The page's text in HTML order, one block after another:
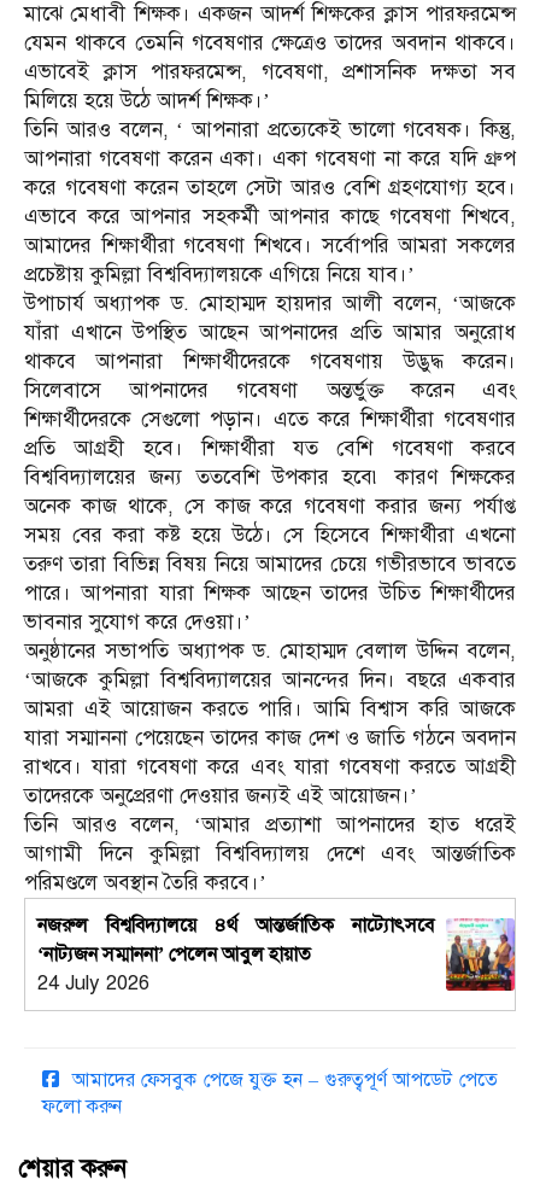
মাঝে মেধাবী শিক্ষক। একজন আদর্শ শিক্ষকের ক্লাস পারফরমেন্স
যেমন থাকবে তেমনি গবেষণার ক্ষেত্রেও তাদের অবদান থাকবে।
এভাবেই ক্লাস পারফরমেন্স, গবেষণা, প্রশাসনিক দক্ষতা সব
মিলিয়ে হয়ে উঠে আদর্শ শিক্ষক।’
তিনি আরও বলেন, ‘ আপনারা প্রত্যেকেই ভালো গবেষক। কিন্তু,
আপনারা গবেষণা করেন একা। একা গবেষণা না করে যদি গ্রুপ
করে গবেষণা করেন তাহলে সেটা আরও বেশি গ্রহণযোগ্য হবে।
এভাবে করে আপনার সহকর্মী আপনার কাছে গবেষণা শিখবে,
আমাদের শিক্ষার্থীরা গবেষণা শিখবে। সর্বোপরি আমরা সকলের
প্রচেষ্টায় কুমিল্লা বিশ্ববিদ্যালয়কে এগিয়ে নিয়ে যাব।’
উপাচার্য অধ্যাপক ড. মোহাম্মদ হায়দার আলী বলেন, ‘আজকে
যাঁরা এখানে উপস্থিত আছেন আপনাদের প্রতি আমার অনুরোধ
থাকবে আপনারা শিক্ষার্থীদেরকে গবেষণায় উদ্ভুদ্ধ করেন।
সিলেবাসে আপনাদের গবেষণা অন্তর্ভুক্ত করেন এবং
শিক্ষার্থীদেরকে সেগুলো পড়ান। এতে করে শিক্ষার্থীরা গবেষণার
প্রতি আগ্রহী হবে। শিক্ষার্থীরা যত বেশি গবেষণা করবে
বিশ্ববিদ্যালয়ের জন্য ততবেশি উপকার হবে৷ কারণ শিক্ষকের
অনেক কাজ থাকে, সে কাজ করে গবেষণা করার জন্য পর্যাপ্ত
সময় বের করা কষ্ট হয়ে উঠে। সে হিসেবে শিক্ষার্থীরা এখনো
তরুণ তারা বিভিন্ন বিষয় নিয়ে আমাদের চেয়ে গভীরভাবে ভাবতে
পারে। আপনারা যারা শিক্ষক আছেন তাদের উচিত শিক্ষার্থীদের
ভাবনার সুযোগ করে দেওয়া।’
অনুষ্ঠানের সভাপতি অধ্যাপক ড. মোহাম্মদ বেলাল উদ্দিন বলেন,
‘আজকে কুমিল্লা বিশ্ববিদ্যালয়ের আনন্দের দিন। বছরে একবার
আমরা এই আয়োজন করতে পারি। আমি বিশ্বাস করি আজকে
যারা সম্মাননা পেয়েছেন তাদের কাজ দেশ ও জাতি গঠনে অবদান
রাখবে। যারা গবেষণা করে এবং যারা গবেষণা করতে আগ্রহী
তাদেরকে অনুপ্রেরণা দেওয়ার জন্যই এই আয়োজন।’
তিনি আরও বলেন, ‘আমার প্রত্যাশা আপনাদের হাত ধরেই
আগামী দিনে কুমিল্লা বিশ্ববিদ্যালয় দেশে এবং আন্তর্জাতিক
পরিমণ্ডলে অবস্থান তৈরি করবে।’
নজরুল বিশ্ববিদ্যালয়ে ৪র্থ আন্তর্জাতিক নাট্যোৎসবে
‘নাট্যজন সম্মাননা’ পেলেন আবুল হায়াত
24 July 2026
আমাদের ফেসবুক পেজে যুক্ত হন – গুরুত্বপূর্ণ আপডেট পেতে
ফলো করুন
শেয়ার করুন